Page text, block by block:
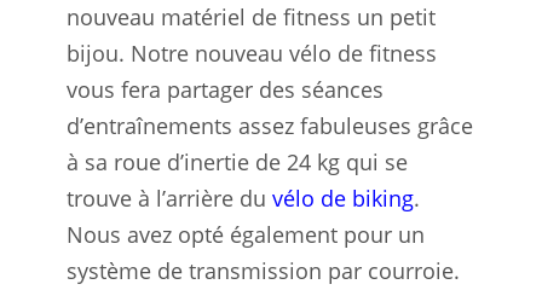
nouveau matériel de fitness un petit
bijou. Notre nouveau vélo de fitness
vous fera partager des séances
d’entraînements assez fabuleuses grâce
à sa roue d’inertie de 24 kg qui se
trouve à l’arrière du vélo de biking.
Nous avez opté également pour un
système de transmission par courroie.